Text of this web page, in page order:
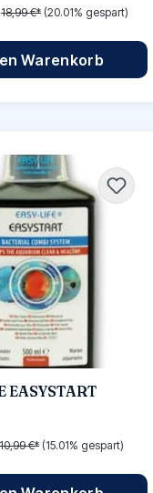
18,99 €* (20.01% gespart)
Warenkorb
EASYSTART
10,99 €* (15.01% gespart)